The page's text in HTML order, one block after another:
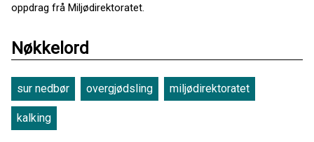
oppdrag frå Miljødirektoratet.
Nøkkelord
sur nedbør overgjødsling miljødirektoratet
kalking